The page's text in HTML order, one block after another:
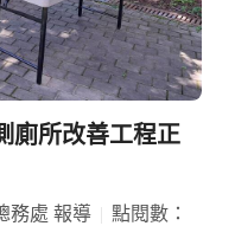
廁所改善工程正
務處 報導
點閱數：